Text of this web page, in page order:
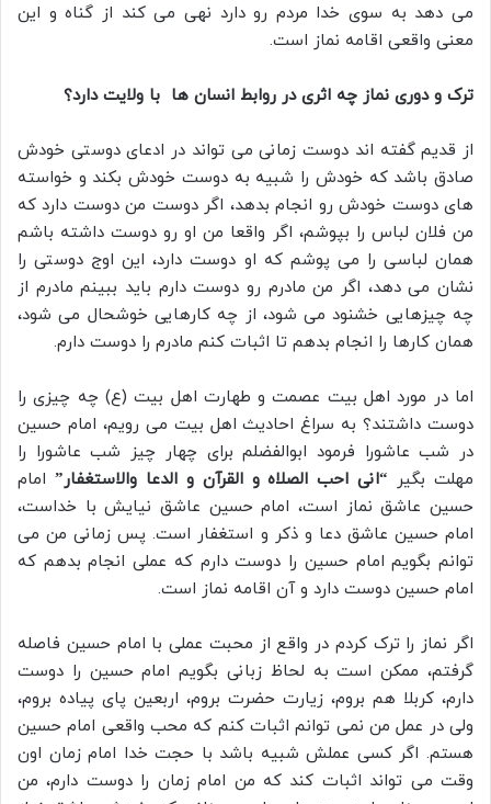
می دهد به سوی خدا مردم رو دارد نهی می کند از گناه و این
معنی واقعی اقامه نماز است.
ترک و دوری نماز‌ چه اثری در روابط انسان ها با ولایت دارد؟
از قدیم گفته اند دوست زمانی می تواند در ادعای دوستی خودش
صادق باشد که خودش را شبیه به دوست خودش بکند و خواسته
های دوست خودش رو انجام بدهد، اگر دوست من دوست دارد که
من فلان لباس را بپوشم، اگر واقعا من او رو دوست داشته باشم
همان لباسی را می پوشم که او دوست دارد، این اوج دوستی را
نشان می دهد، اگر من مادرم رو دوست دارم باید ببینم مادرم از
چه چیزهایی خشنود می شود، از چه کارهایی خوشحال می شود،
همان کارها را انجام بدهم تا اثبات کنم مادرم را دوست دارم.
اما در مورد اهل بیت عصمت و طهارت اهل بیت (ع) چه چیزی را
دوست داشتند؟ به سراغ احادیث اهل بیت می رویم، امام حسین
در شب عاشورا فرمود ابوالفضلم برای چهار چیز شب عاشورا را
مهلت بگیر “انی احب الصلاه و القرآن و الدعا والاستغفار” امام
حسین عاشق نماز است، امام حسین عاشق نیایش با خداست،
امام حسین عاشق دعا و ذکر و استغفار است. پس زمانی من می
توانم بگویم امام حسین را دوست دارم که عملی انجام بدهم که
امام حسین دوست دارد و آن اقامه نماز است.
اگر نماز را ترک کردم در واقع از محبت عملی با امام حسین فاصله
گرفتم، ممکن است به لحاظ زبانی بگویم امام حسین را دوست
دارم، کربلا هم بروم، زیارت حضرت بروم، اربعین پای پیاده بروم،
ولی در عمل من نمی توانم اثبات کنم که محب واقعی امام حسین
هستم. اگر کسی عملش شبیه باشد با حجت خدا امام زمان اون
وقت می تواند اثبات کند که من امام زمان را دوست دارم، من